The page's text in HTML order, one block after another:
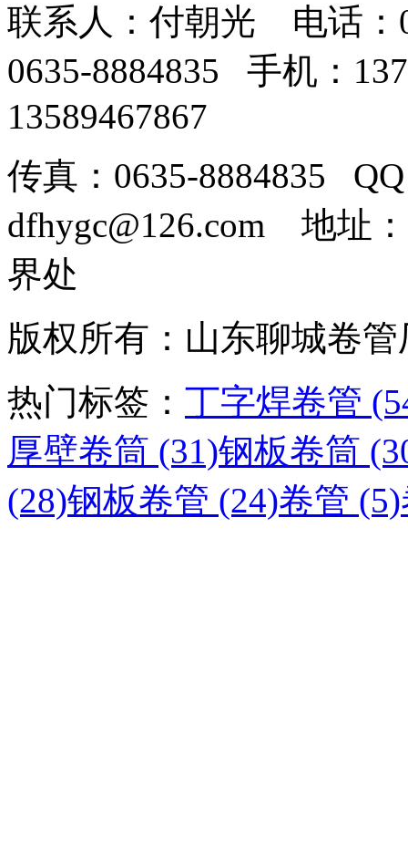
联系人：付朝光 电话：
0635-8884835 手机：
13589467867
传真：0635-8884835
dfhygc@126.com 地址
界处
版权所有：山东聊城卷
热门标签： 丁字焊卷管
厚壁卷筒 (31)钢板卷筒
(28)钢板卷管 (24)卷管 (5)